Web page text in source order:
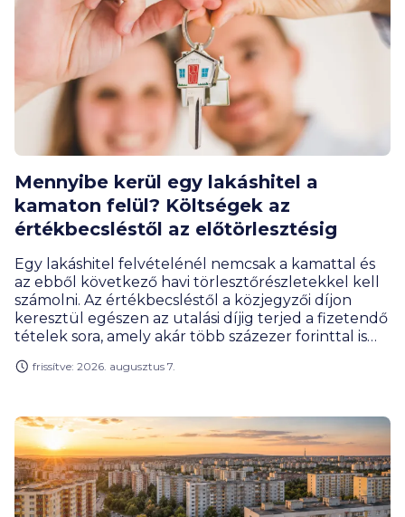
Mennyibe kerül egy lakáshitel a
kamaton felül? Költségek az
értékbecsléstől az előtörlesztésig
Egy lakáshitel felvételénél nemcsak a kamattal és
az ebből következő havi törlesztőrészletekkel kell
számolni. Az értékbecsléstől a közjegyzői díjon
keresztül egészen az utalási díjig terjed a fizetendő
tételek sora, amely akár több százezer forinttal is
díjakra érdemes előre felkészülnöd, és melyeket
frissítve: 2026. augusztus 7.